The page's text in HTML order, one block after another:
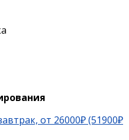
от 26000₽ (51900₽